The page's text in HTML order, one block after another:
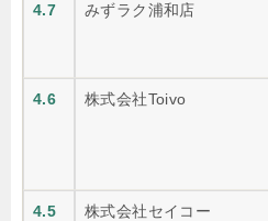
4.7 みずラク浦和店
4.6 株式会社Toivo
4.5 株式会社セイコー